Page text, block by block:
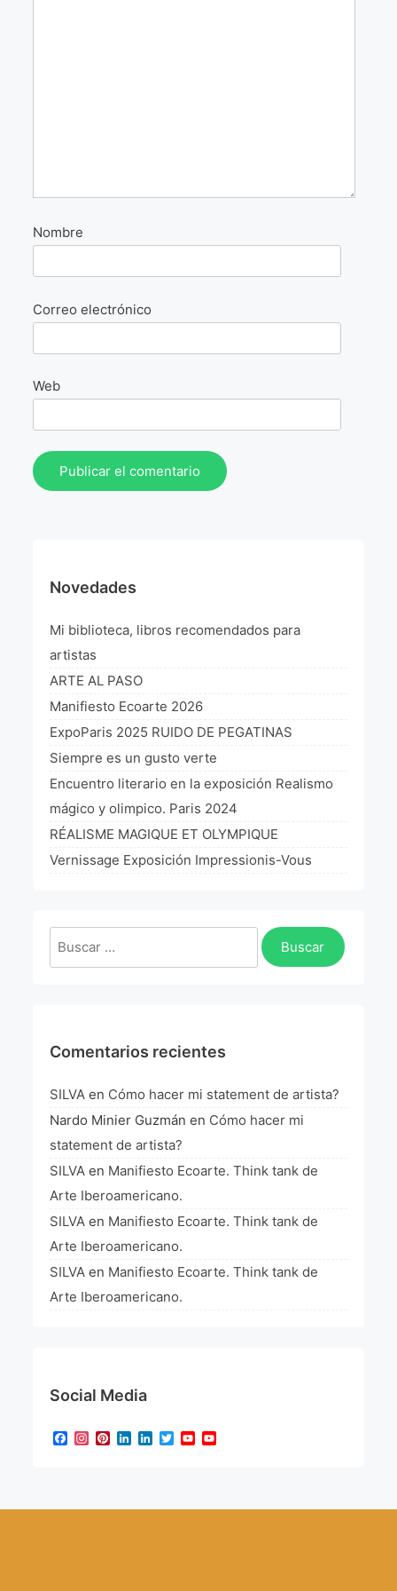
Nombre
Correo electrónico
Web
Novedades
Mi biblioteca, libros recomendados para
artistas
ARTE AL PASO
Manifiesto Ecoarte 2026
ExpoParis 2025 RUIDO DE PEGATINAS
Siempre es un gusto verte
Encuentro literario en la exposición Realismo
mágico y olimpico. Paris 2024
RÉALISME MAGIQUE ET OLYMPIQUE
Vernissage Exposición Impressionis-Vous
Buscar:
Comentarios recientes
SILVA en Cómo hacer mi statement de artista?
Nardo Minier Guzmán en Cómo hacer mi
statement de artista?
SILVA en Manifiesto Ecoarte. Think tank de
Arte Iberoamericano.
SILVA en Manifiesto Ecoarte. Think tank de
Arte Iberoamericano.
SILVA en Manifiesto Ecoarte. Think tank de
Arte Iberoamericano.
Social Media
Facebook
Instagram
Pinterest
LinkedIn
LinkedIn
TwitterYouTube